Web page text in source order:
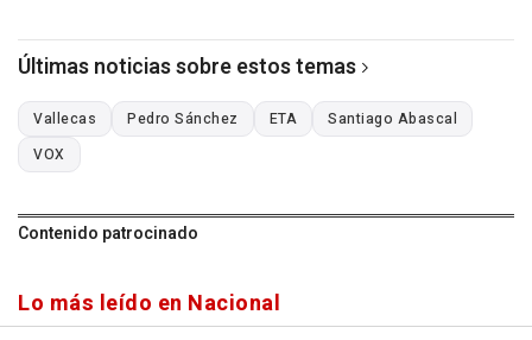
Últimas noticias sobre estos temas
Vallecas Pedro Sánchez ETA
Santiago Abascal
VOX
Contenido patrocinado
Lo más leído en Nacional